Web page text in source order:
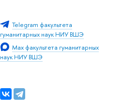
Telegram факультета
гуманитарных наук НИУ ВШЭ
Max факультета гуманитарных
наук НИУ ВШЭ